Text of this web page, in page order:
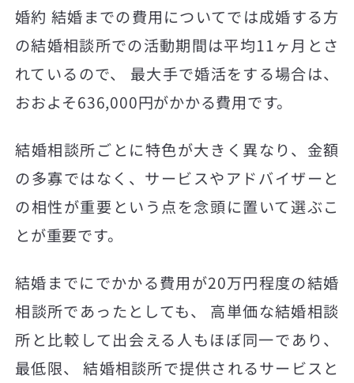
婚約 結婚までの費用についてでは成婚する方
の結婚相談所での活動期間は平均11ヶ月とさ
れているので、 最大手で婚活をする場合は、
おおよそ636,000円がかかる費用です。
結婚相談所ごとに特色が大きく異なり、金額
の多寡ではなく、サービスやアドバイザーと
の相性が重要という点を念頭に置いて選ぶこ
とが重要です。
結婚までにでかかる費用が20万円程度の結婚
相談所であったとしても、 高単価な結婚相談
所と比較して出会える人もほぼ同一であり、
最低限、 結婚相談所で提供されるサービスと